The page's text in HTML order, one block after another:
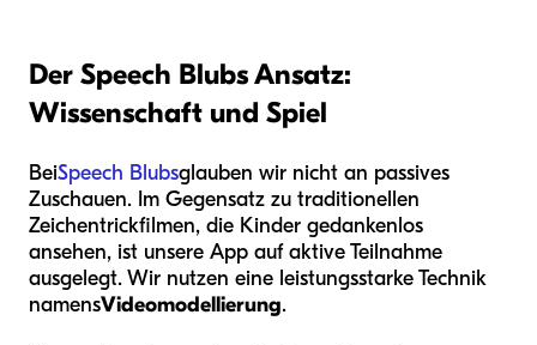
Der Speech Blubs Ansatz:
Wissenschaft und Spiel
BeiSpeech Blubsglauben wir nicht an passives
Zuschauen. Im Gegensatz zu traditionellen
Zeichentrickfilmen, die Kinder gedankenlos
ansehen, ist unsere App auf aktive Teilnahme
ausgelegt. Wir nutzen eine leistungsstarke Technik
namensVideomodellierung.